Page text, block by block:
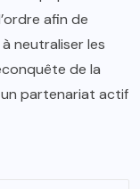
afin de
neutraliser les
de la
partenariat actif